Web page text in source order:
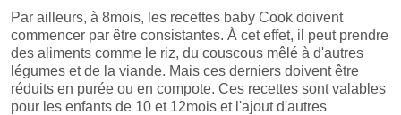
Par ailleurs, à 8mois, les recettes baby Cook doivent
commencer par être consistantes. À cet effet, il peut prendre
des aliments comme le riz, du couscous mêlé à d'autres
légumes et de la viande. Mais ces derniers doivent être
réduits en purée ou en compote. Ces recettes sont valables
pour les enfants de 10 et 12mois et l'ajout d'autres